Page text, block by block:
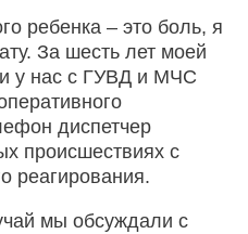
ребенка – это боль, я
За шесть лет моей
у нас с ГУВД и МЧС
диспетчер
происшествиях с
реагирования.
мы обсуждали с